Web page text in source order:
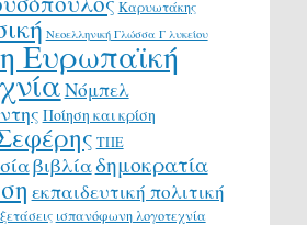
Καρυωτάκης
Νεοελληνική Γλώσσα Γ λυκείου
Ευρωπαϊκή
Νόμπελ
Ποίηση και κρίση
ΤΠΕ
βιβλίαδημοκρατία
εκπαιδευτική πολιτική
ισπανόφωνη λογοτεχνία